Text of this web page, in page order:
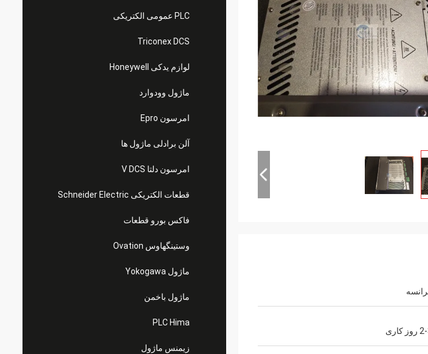
PLC عمومی الکتریکی
Triconex DCS
لوازم یدکی Honeywell
ماژول وودوارد
امرسون Epro
آلن برادلی ماژول ها
امرسون دلتا V DCS
قطعات الکتریکی Schneider Electric
فاکس بورو قطعات
وستینگهاوس Ovation
ماژول Yokogawa
ماژول باخمن
PLC Hima
زیمنس ماژول
کاری